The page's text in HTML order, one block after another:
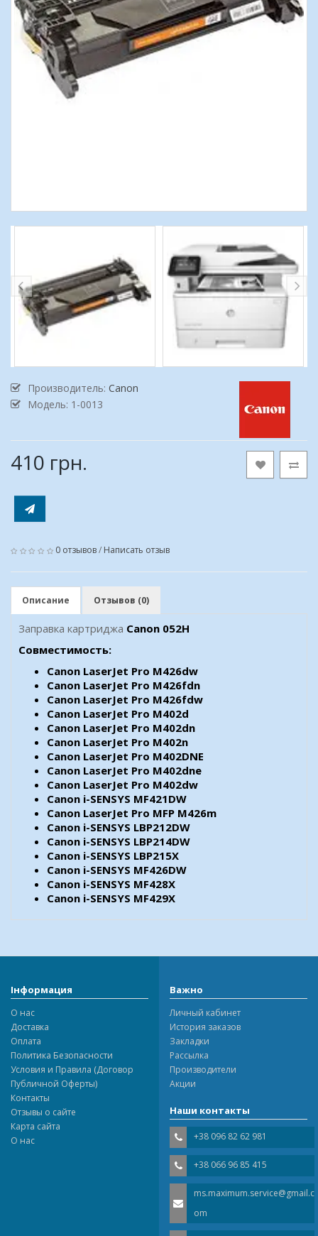
Производитель: Canon
Модель: 1-0013
410 грн.
0 отзывов/ Написать отзыв
Описание Отзывов (0)
Заправка картриджа Canon 052H
Совместимость:
Canon LaserJet Pro M426dw
Canon LaserJet Pro M426fdn
Canon LaserJet Pro M426fdw
Canon LaserJet Pro M402d
Canon LaserJet Pro M402dn
Canon LaserJet Pro M402n
Canon LaserJet Pro M402DNE
Canon LaserJet Pro M402dne
Canon LaserJet Pro M402dw
Canon i-SENSYS MF421DW
Canon LaserJet Pro MFP M426m
Canon i-SENSYS LBP212DW
Canon i-SENSYS LBP214DW
Canon i-SENSYS LBP215X
Canon i-SENSYS MF426DW
Canon i-SENSYS MF428X
Canon i-SENSYS MF429X
Інформация
О нас
Доставка
Оплата
Политика Безопасности
Условия и Правила (Договор
Публичной Оферты)
Контакты
Отзывы о сайте
Карта сайта
О нас
Важно
Личный кабинет
История заказов
Закладки
Рассылка
Производители
Акции
Наши контакты
+38 096 82 62 981
+38 066 96 85 415
ms.maximum.service@gmail.c
om